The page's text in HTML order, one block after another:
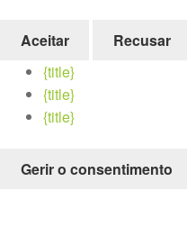
Aceitar Recusar
{title}
{title}
{title}
Gerir o consentimento